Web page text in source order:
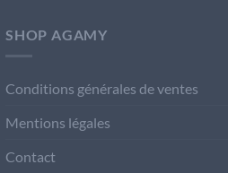
SHOP AGAMY
Conditions générales de ventes
Mentions légales
Contact